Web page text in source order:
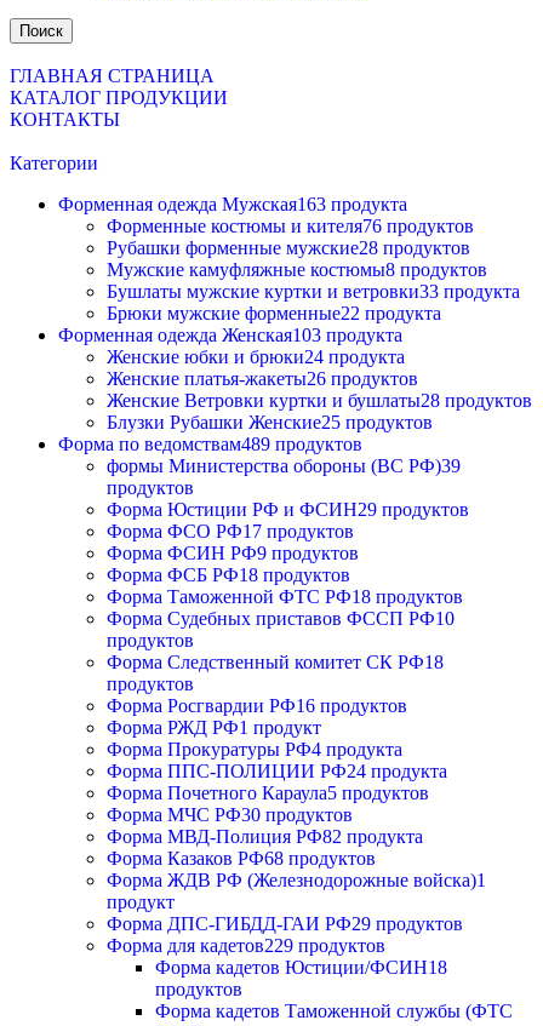
Поиск
ГЛАВНАЯ СТРАНИЦА
КАТАЛОГ ПРОДУКЦИИ
КОНТАКТЫ
Категории
Форменная одежда Мужская163 продукта
Форменные костюмы и кителя76 продуктов
Рубашки форменные мужские28 продуктов
Мужские камуфляжные костюмы8 продуктов
Бушлаты мужские куртки и ветровки33 продукта
Брюки мужские форменные22 продукта
Форменная одежда Женская103 продукта
Женские юбки и брюки24 продукта
Женские платья-жакеты26 продуктов
Женские Ветровки куртки и бушлаты28 продуктов
Блузки Рубашки Женские25 продуктов
Форма по ведомствам489 продуктов
формы Министерства обороны (ВС РФ)39
продуктов
Форма Юстиции РФ и ФСИН29 продуктов
Форма ФСО РФ17 продуктов
Форма ФСИН РФ9 продуктов
Форма ФСБ РФ18 продуктов
Форма Таможенной ФТС РФ18 продуктов
Форма Судебных приставов ФССП РФ10
продуктов
Форма Следственный комитет СК РФ18
продуктов
Форма Росгвардии РФ16 продуктов
Форма РЖД РФ1 продукт
Форма Прокуратуры РФ4 продукта
Форма ППС-ПОЛИЦИИ РФ24 продукта
Форма Почетного Караула5 продуктов
Форма МЧС РФ30 продуктов
Форма МВД-Полиция РФ82 продукта
Форма Казаков РФ68 продуктов
Форма ЖДВ РФ (Железнодорожные войска)1
продукт
Форма ДПС-ГИБДД-ГАИ РФ29 продуктов
Форма для кадетов229 продуктов
Форма кадетов Юстиции/ФСИН18
продуктов
Форма кадетов Таможенной службы (ФТС